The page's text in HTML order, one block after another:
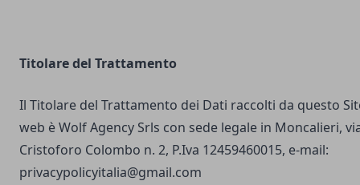
Titolare del Trattamento
Il Titolare del Trattamento dei Dati raccolti da questo
web è Wolf Agency Srls con sede legale in Moncalieri,
Cristoforo Colombo n. 2, P.Iva 12459460015, e-mail:
privacypolicyitalia@gmail.com